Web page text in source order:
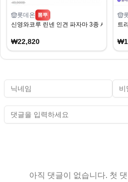
롯데온 뽐뿌
신영와코루 린넨 인견 파자마 3종 세트
₩22,820
트
아직 댓글이 없습니다. 첫